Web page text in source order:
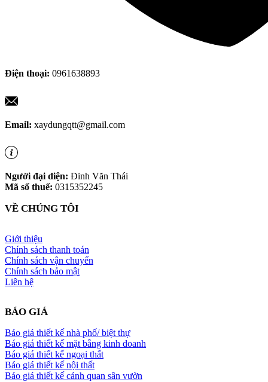
Điện thoại: 0961638893
Email: xaydungqtt@gmail.com
Người đại diện: Đinh Văn Thái
Mã số thuế: 0315352245
VỀ CHÚNG TÔI
Giới thiệu
Chính sách thanh toán
Chính sách vận chuyển
Chính sách bảo mật
Liên hệ
BÁO GIÁ
Báo giá thiết kế nhà phố/ biệt thự
Báo giá thiết kế mặt bằng kinh doanh
Báo giá thiết kế ngoại thất
Báo giá thiết kế nội thất
Báo giá thiết kế cảnh quan sân vườn